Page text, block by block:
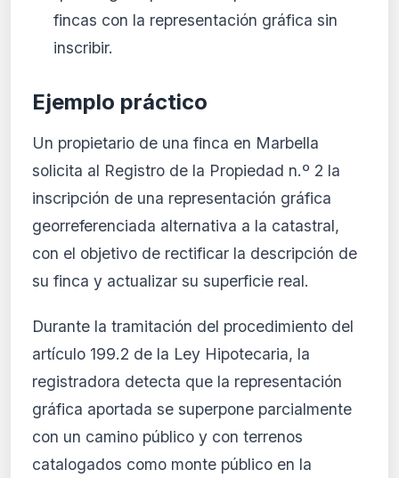
fincas con la representación gráfica sin
inscribir.
Ejemplo práctico
Un propietario de una finca en Marbella
solicita al Registro de la Propiedad n.º 2 la
inscripción de una representación gráfica
georreferenciada alternativa a la catastral,
con el objetivo de rectificar la descripción de
su finca y actualizar su superficie real.
Durante la tramitación del procedimiento del
artículo 199.2 de la Ley Hipotecaria, la
registradora detecta que la representación
gráfica aportada se superpone parcialmente
con un camino público y con terrenos
catalogados como monte público en la